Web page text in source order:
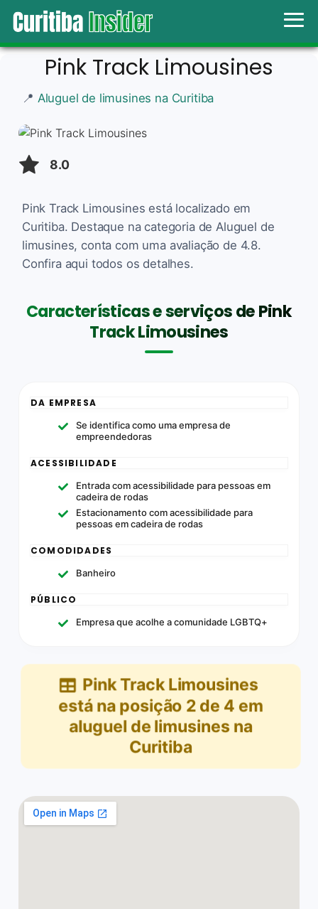
Pink Track Limousines
📍 Aluguel de limusines na Curitiba
8.0
Pink Track Limousines está localizado em
Curitiba. Destaque na categoria de Aluguel de
limusines, conta com uma avaliação de 4.8.
Confira aqui todos os detalhes.
Características e serviços de Pink
Track Limousines
DA EMPRESA
Se identifica como uma empresa de
empreendedoras
ACESSIBILIDADE
Entrada com acessibilidade para pessoas em
cadeira de rodas
Estacionamento com acessibilidade para
pessoas em cadeira de rodas
COMODIDADES
Banheiro
PÚBLICO
Empresa que acolhe a comunidade LGBTQ+
Pink Track Limousines
está na posição 2 de 4 em
aluguel de limusines na
Curitiba